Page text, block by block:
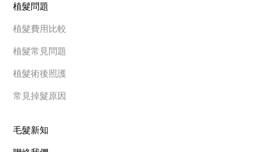
植髮問題
植髮費用比較
植髮常見問題
植髮術後照護
常見掉髮原因
毛髮新知